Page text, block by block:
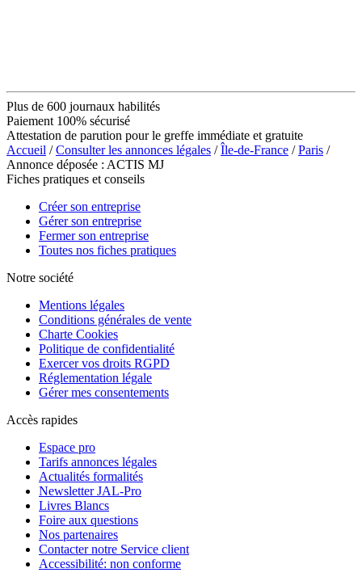
Plus de 600 journaux habilités
Paiement 100% sécurisé
Attestation de parution pour le greffe immédiate et gratuite
Accueil /Consulter les annonces légales /Île-de-France /Paris /
Annonce déposée : ACTIS MJ
Fiches pratiques et conseils
Créer son entreprise
Gérer son entreprise
Fermer son entreprise
Toutes nos fiches pratiques
Notre société
Mentions légales
Conditions générales de vente
Charte Cookies
Politique de confidentialité
Exercer vos droits RGPD
Réglementation légale
Gérer mes consentements
Accès rapides
Espace pro
Tarifs annonces légales
Actualités formalités
Newsletter JAL-Pro
Livres Blancs
Foire aux questions
Nos partenaires
Contacter notre Service client
Accessibilité: non conforme